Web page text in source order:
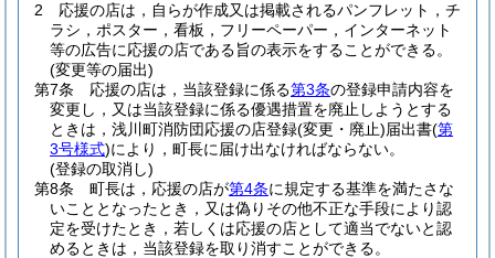
2
応援の店は，自らが作成又は掲載されるパンフレット，チ
ラシ，ポスター，看板，フリーペーパー，インターネット
等の広告に応援の店である旨の表示をすることができる。
(変更等の届出)
第7条
応援の店は，当該登録に係る第3条の登録申請内容を
変更し，又は当該登録に係る優遇措置を廃止しようとする
ときは，浅川町消防団応援の店登録(変更・廃止)届出書(第
3号様式)により，町長に届け出なければならない。
(登録の取消し)
第8条
町長は，応援の店が第4条に規定する基準を満たさな
いこととなったとき，又は偽りその他不正な手段により認
定を受けたとき，若しくは応援の店として適当でないと認
めるときは，当該登録を取り消すことができる。